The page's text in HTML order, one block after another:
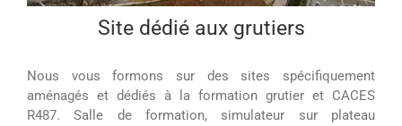
Site dédié aux grutiers
Nous vous formons sur des sites spécifiquement
aménagés et dédiés à la formation grutier et CACES
R487. Salle de formation, simulateur sur plateau